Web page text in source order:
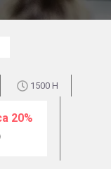
1500 H
20%